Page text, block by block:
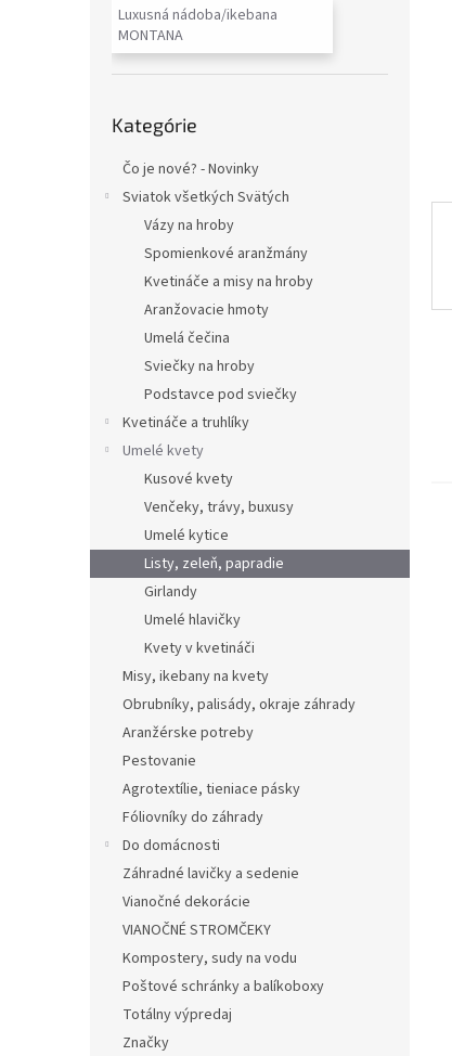
Luxusná nádoba/ikebana
MONTANA
kategórie
Kategórie
Čo je nové? - Novinky
Sviatok všetkých Svätých
Vázy na hroby
Spomienkové aranžmány
Kvetináče a misy na hroby
Aranžovacie hmoty
Umelá čečina
Sviečky na hroby
Podstavce pod sviečky
Kvetináče a truhlíky
Umelé kvety
Kusové kvety
Venčeky, trávy, buxusy
Umelé kytice
Listy, zeleň, papradie
Girlandy
Umelé hlavičky
Kvety v kvetináči
Misy, ikebany na kvety
Obrubníky, palisády, okraje záhrady
Aranžérske potreby
Pestovanie
Agrotextílie, tieniace pásky
Fóliovníky do záhrady
Do domácnosti
Záhradné lavičky a sedenie
Vianočné dekorácie
VIANOČNÉ STROMČEKY
Kompostery, sudy na vodu
Poštové schránky a balíkoboxy
Totálny výpredaj
Značky